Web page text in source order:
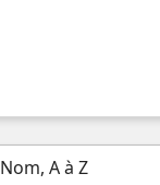
Nom, A à Z